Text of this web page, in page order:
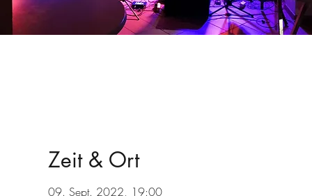
Zeit & Ort
09. Sept. 2022, 19:00